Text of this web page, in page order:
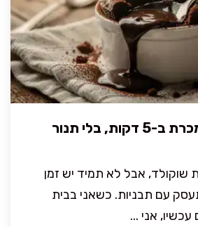
עוגת שוקולד ממכרת ב-5 דקות, בלי תנור
שוקולד, אבל לא תמיד יש זמן
עם תבניות. כשאני בבית
אני ...